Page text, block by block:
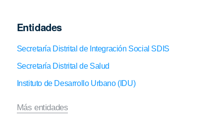
Entidades
Secretaría Distrital de Integración Social SDIS
Secretaría Distrital de Salud
Instituto de Desarrollo Urbano (IDU)
Más entidades